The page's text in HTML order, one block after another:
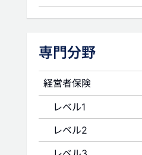
専門分野
経営者保険
レベル1
レベル2